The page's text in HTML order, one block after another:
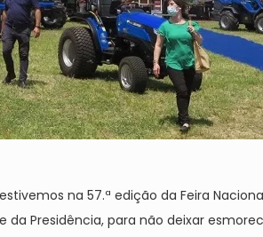
estivemos na 57.ª edição da Feira
Presidência, para não deixar